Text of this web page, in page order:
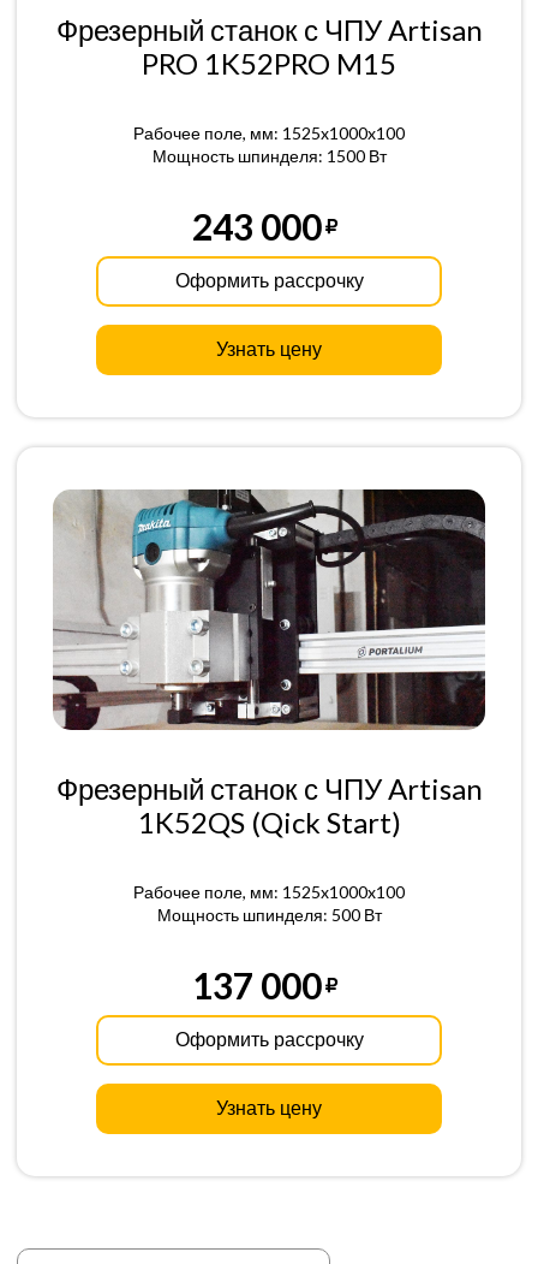
Фрезерный станок с ЧПУ Artisan
PRO 1K52PRO M15
Рабочее поле, мм: 1525x1000x100
Мощность шпинделя: 1500 Вт
243 000
Оформить рассрочку
Узнать цену
Фрезерный станок с ЧПУ Artisan
1K52QS (Qick Start)
Рабочее поле, мм: 1525x1000x100
Мощность шпинделя: 500 Вт
137 000
Оформить рассрочку
Узнать цену